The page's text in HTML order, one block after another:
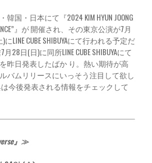
国・日本にて『2024 KIM HYUN JOONG
』が 開催され、その東京公演が7月
LINE CUBE SHIBUYAにて行われる予定だ
28日(日)に同所LINE CUBE SHIBUYAにて
昨日発表したばか り。熱い期待が高
バムリリースにいっそう注目して欲し
今後発表される情報をチェックして
』≫